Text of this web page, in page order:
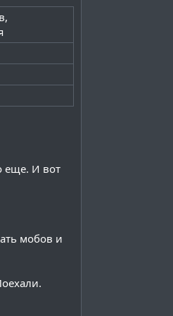
воевали с другой.
еще. И вот
мобов и